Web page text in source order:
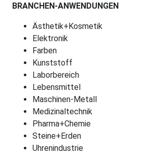
BRANCHEN-ANWENDUNGEN
Ästhetik+Kosmetik
Elektronik
Farben
Kunststoff
Laborbereich
Lebensmittel
Maschinen-Metall
Medizinaltechnik
Pharma+Chemie
Steine+Erden
Uhrenindustrie